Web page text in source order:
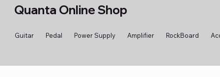
Quanta Online Shop
Guitar Pedal Power Supply Amplifier RockBoard